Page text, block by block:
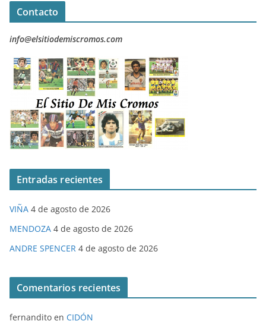
Contacto
info@elsitiodemiscromos.com
Entradas recientes
VIÑA 4 de agosto de 2026
MENDOZA 4 de agosto de 2026
ANDRE SPENCER 4 de agosto de 2026
Comentarios recientes
fernandito en CIDÓN